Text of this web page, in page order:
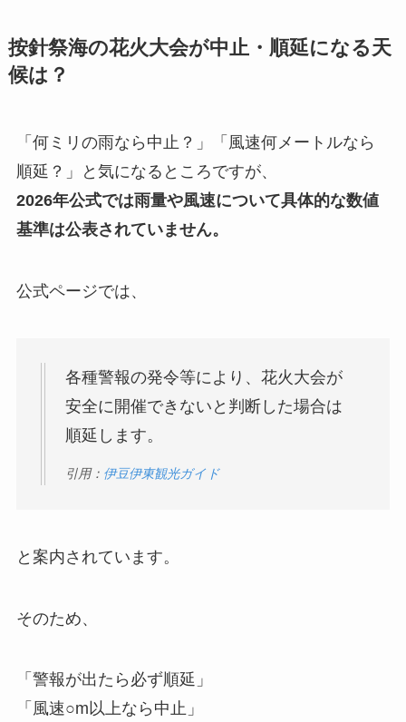
按針祭海の花火大会が中止・順延になる天
候は？
「何ミリの雨なら中止？」「風速何メートルなら
順延？」と気になるところですが、
2026年公式では雨量や風速について具体的な数値
基準は公表されていません。
公式ページでは、
各種警報の発令等により、花火大会が
安全に開催できないと判断した場合は
順延します。
引用： 伊豆伊東観光ガイド
と案内されています。
そのため、
「警報が出たら必ず順延」
「風速○m以上なら中止」